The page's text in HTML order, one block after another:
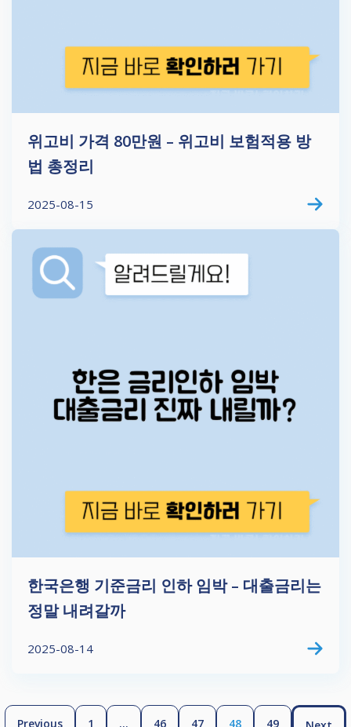
위고비 가격 80만원 – 위고비 보험적용 방
법 총정리
2025-08-15
한국은행 기준금리 인하 임박 – 대출금리는
정말 내려갈까
2025-08-14
Previous 1 … 46 47 48 49